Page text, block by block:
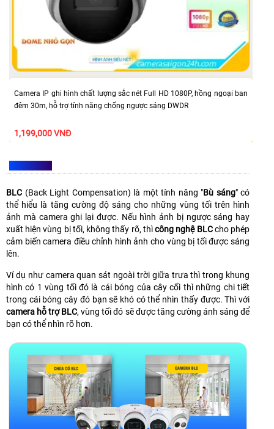
Camera IP ghi hình chất lượng sắc nét Full HD 1080P, hồng ngoại ban
đêm 30m, hỗ trợ tính năng chống ngược sáng DWDR
1,199,000 VNĐ
BLC (Back Light Compensation) là một tính năng "Bù sáng" có
thể hiểu là tăng cường độ sáng cho những vùng tối trên hình
ảnh mà camera ghi lại được. Nếu hình ảnh bị ngược sáng hay
xuất hiện vùng bị tối, không thấy rõ, thìcông nghệ BLCcho phép
cảm biến camera điều chỉnh hình ảnh cho vùng bị tối được sáng
lên.
Ví dụ như camera quan sát ngoài trời giữa trưa thì trong khung
hình có 1 vùng tối đó là cái bóng của cây cối thì những chi tiết
trong cái bóng cây đó bạn sẽ khó có thể nhìn thấy được. Thì với
camera hỗ trợ BLC, vùng tối đó sẽ được tăng cường ánh sáng để
bạn có thể nhìn rõ hơn.